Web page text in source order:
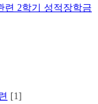
련 2학기 성적장학금
[1]